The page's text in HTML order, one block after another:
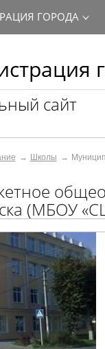
сайт
ГОРОДА
Школы
(МБОУ